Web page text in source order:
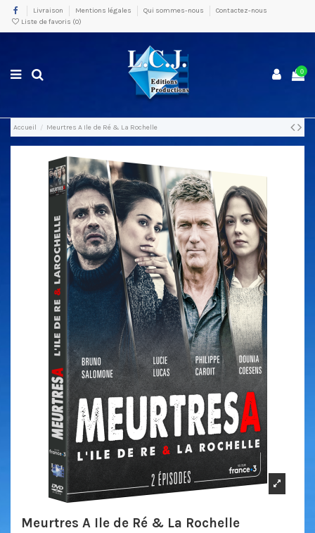
Livraison Mentions légales Qui sommes-nous
Contactez-nous
Liste de favoris (0)
0
Accueil Meurtres A Ile de Ré & La Rochelle
Meurtres A Ile de Ré & La Rochelle